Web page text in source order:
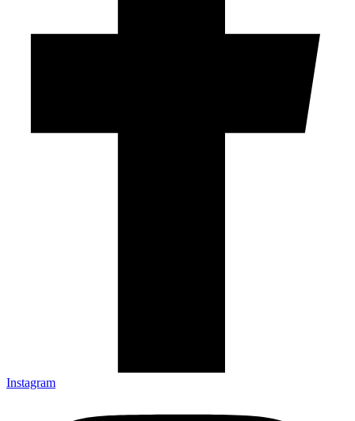
Instagram